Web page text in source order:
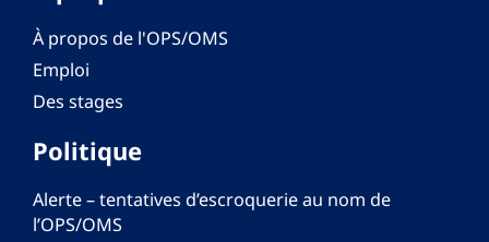
À propos de l'OPS/OMS
Emploi
Des stages
Politique
Alerte – tentatives d’escroquerie au nom de
l’OPS/OMS